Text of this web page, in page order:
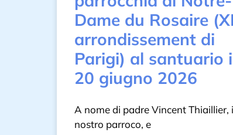
Dame du Rosaire
arrondissement di
Parigi) al santuario
20 giugno 2026
A nome di padre Vincent Thiaillier,
nostro parroco, e